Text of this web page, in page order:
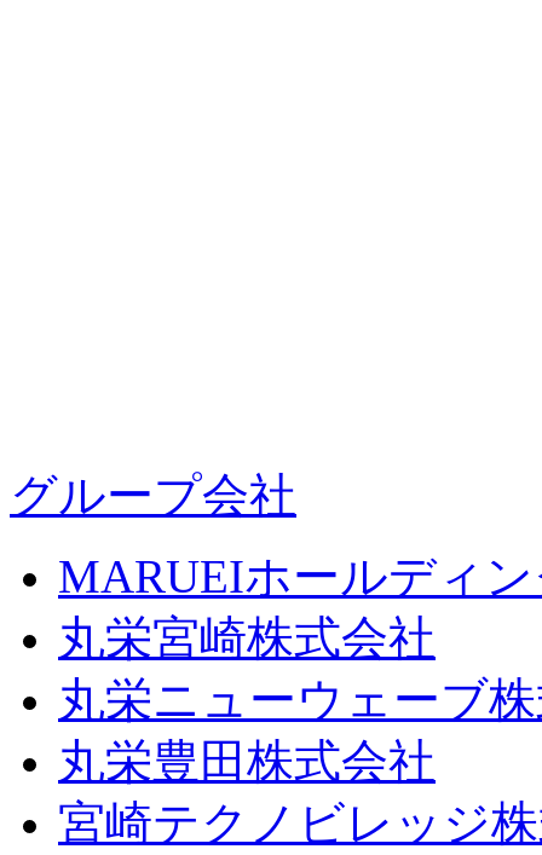
グループ会社
MARUEIホールディ
丸栄宮崎株式会社
丸栄ニューウェーブ
丸栄豊田株式会社
宮崎テクノビレッジ